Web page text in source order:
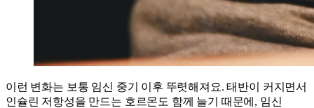
이런 변화는 보통 임신 중기 이후 뚜렷해져요. 태반이 커지면서
인슐린 저항성을 만드는 호르몬도 함께 늘기 때문에, 임신